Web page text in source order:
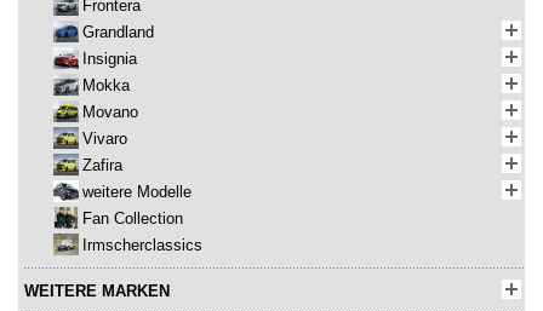
Frontera
Grandland
Insignia
Mokka
Movano
Vivaro
Zafira
weitere Modelle
Fan Collection
Irmscherclassics
WEITERE MARKEN